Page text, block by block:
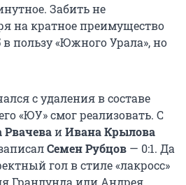
Забить не
на кратное преимущество
пользу «Южного Урала», но
с удаления в составе
«ЮУ» смог реализовать. С
РвачеваиИвана Крылова
Семен Рубцов — 0:1. Да
гол в стиле «лакросс»
Гранлунда или Андрея